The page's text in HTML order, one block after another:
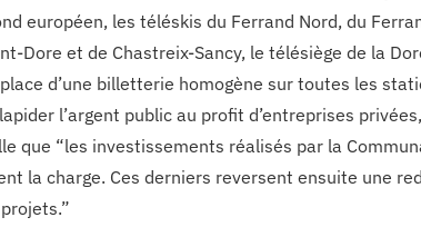
européen, les téléskis du Ferrand Nord, du
Dore et de Chastreix-Sancy, le télésiège de la
d’une billetterie homogène sur toutes les
l’argent public au profit d’entreprises
que “les investissements réalisés par la
la charge. Ces derniers reversent ensuite une